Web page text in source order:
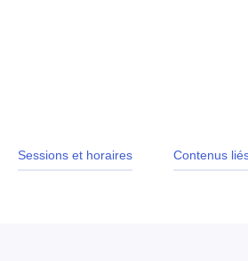
Sessions et horaires Contenus